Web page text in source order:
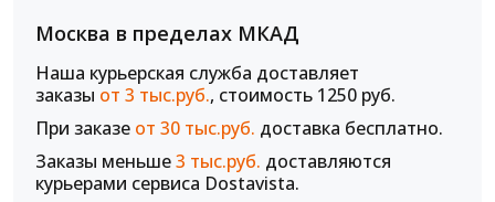
Москва в пределах МКАД
Наша курьерская служба доставляет
заказы от 3 тыс.руб., стоимость 1250 руб.
При заказе от 30 тыс.руб. доставка бесплатно.
Заказы меньше3 тыс.руб. доставляются
курьерами сервиса Dostavista.